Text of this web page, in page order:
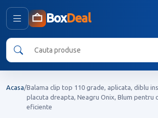
BoxDeal
Acasa/Balama clip top 110 grade, aplicata, diblu
placuta dreapta, Neagru Onix, Blum pentru
eficiente